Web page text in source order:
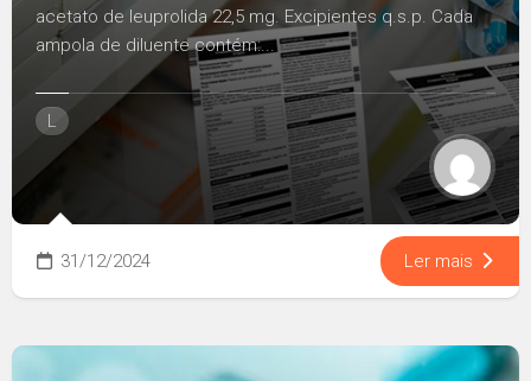
acetato de leuprolida 22,5 mg. Excipientes q.s.p. Cada
ampola de diluente contém:...
L
31/12/2024 Ler mais